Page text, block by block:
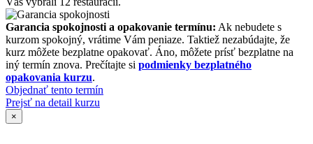
Garancia spokojnosti a opakovanie termínu: Ak nebudete s
kurzom spokojný, vrátime Vám peniaze. Taktiež nezabúdajte, že
kurz môžete bezplatne opakovať. Áno, môžete prísť bezplatne na
iný termín znova. Prečítajte si podmienky bezplatného
opakovania kurzu.
Objednať tento termín
Prejsť na detail kurzu
×